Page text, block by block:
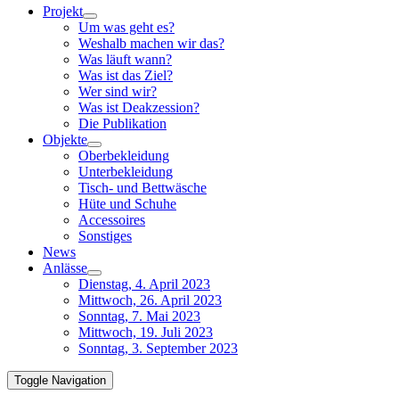
Projekt
Um was geht es?
Weshalb machen wir das?
Was läuft wann?
Was ist das Ziel?
Wer sind wir?
Was ist Deakzession?
Die Publikation
Objekte
Oberbekleidung
Unterbekleidung
Tisch- und Bettwäsche
Hüte und Schuhe
Accessoires
Sonstiges
News
Anlässe
Dienstag, 4. April 2023
Mittwoch, 26. April 2023
Sonntag, 7. Mai 2023
Mittwoch, 19. Juli 2023
Sonntag, 3. September 2023
Toggle Navigation